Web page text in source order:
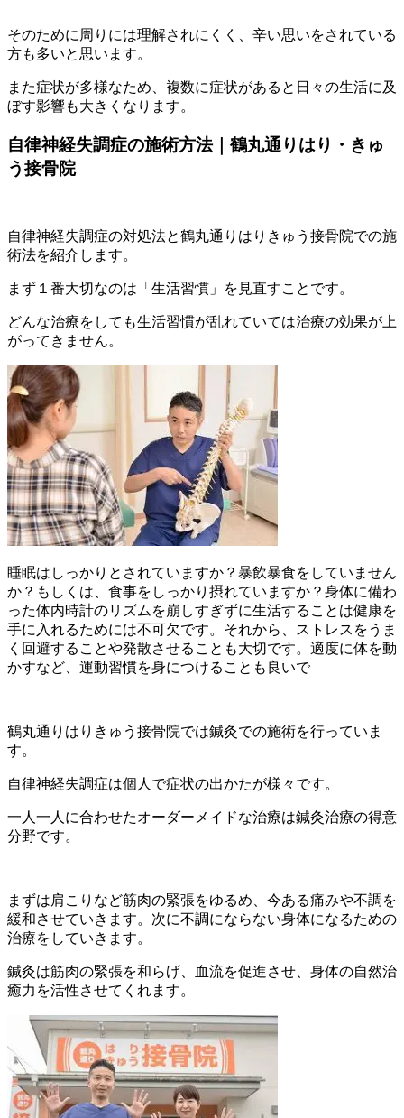
そのために周りには理解されにくく、辛い思いをされている
方も多いと思います。
また症状が多様なため、複数に症状があると日々の生活に及
ぼす影響も大きくなります。
自律神経失調症の施術方法｜鶴丸通りはり・きゅ
う接骨院
自律神経失調症の対処法と鶴丸通りはりきゅう接骨院での施
術法を紹介します。
まず１番大切なのは「生活習慣」を見直すことです。
どんな治療をしても生活習慣が乱れていては治療の効果が上
がってきません。
睡眠はしっかりとされていますか？暴飲暴食をしていません
か？もしくは、食事をしっかり摂れていますか？身体に備わ
った体内時計のリズムを崩しすぎずに生活することは健康を
手に入れるためには不可欠です。それから、ストレスをうま
く回避することや発散させることも大切です。適度に体を動
かすなど、運動習慣を身につけることも良いで
鶴丸通りはりきゅう接骨院では鍼灸での施術を行っていま
す。
自律神経失調症は個人で症状の出かたが様々です。
一人一人に合わせたオーダーメイドな治療は鍼灸治療の得意
分野です。
まずは肩こりなど筋肉の緊張をゆるめ、今ある痛みや不調を
緩和させていきます。次に不調にならない身体になるための
治療をしていきます。
鍼灸は筋肉の緊張を和らげ、血流を促進させ、身体の自然治
癒力を活性させてくれます。